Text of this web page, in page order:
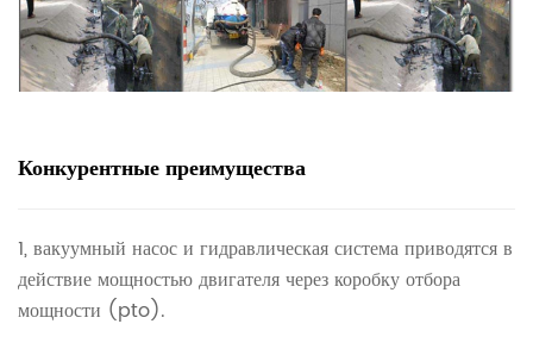
Конкурентные преимущества
1, вакуумный насос и гидравлическая система приводятся в
действие мощностью двигателя через коробку отбора
мощности (pto).